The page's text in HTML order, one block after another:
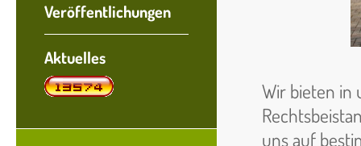
Veröffentlichungen
Aktuelles
Wir bieten in
uns auf